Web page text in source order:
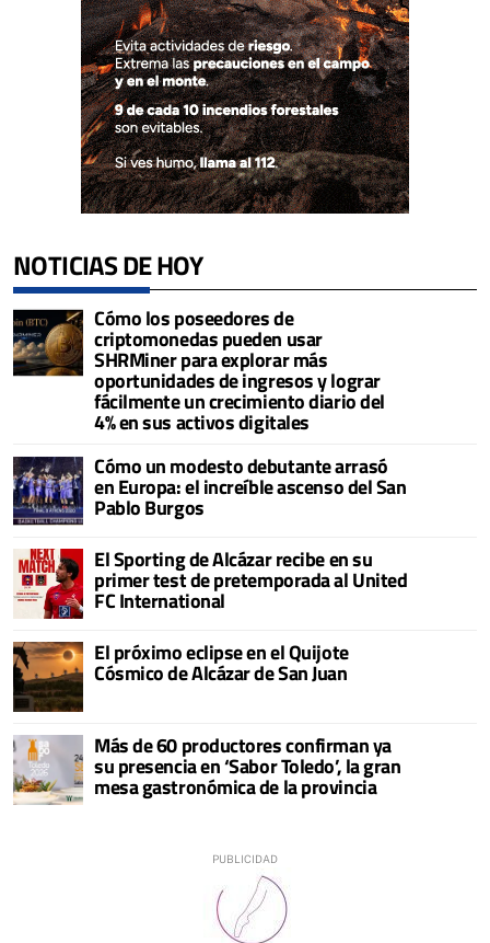
NOTICIAS DE HOY
Cómo los poseedores de
criptomonedas pueden usar
SHRMiner para explorar más
oportunidades de ingresos y lograr
fácilmente un crecimiento diario del
4% en sus activos digitales
Cómo un modesto debutante arrasó
en Europa: el increíble ascenso del San
Pablo Burgos
El Sporting de Alcázar recibe en su
primer test de pretemporada al United
FC International
El próximo eclipse en el Quijote
Cósmico de Alcázar de San Juan
Más de 60 productores confirman ya
su presencia en ‘Sabor Toledo’, la gran
mesa gastronómica de la provincia